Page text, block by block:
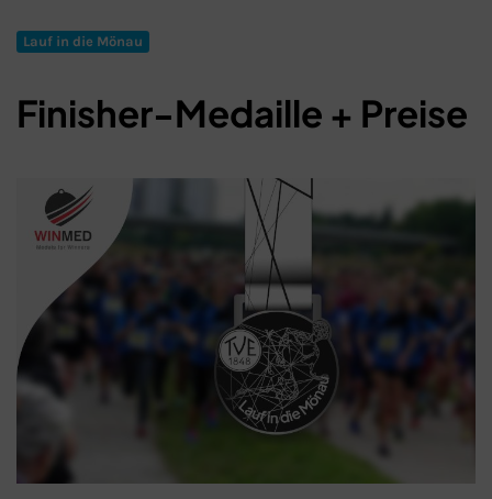
Schließen
Lauf in die Mönau
Finisher-Medaille + Preise